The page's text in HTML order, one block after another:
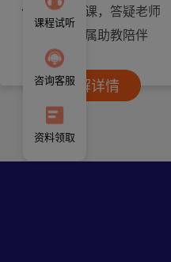
优质教师授课，答疑老师
解惑，专属助教陪伴
了解详情
课程试听
咨询客服
资料领取